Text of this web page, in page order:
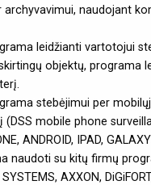
archyvavimui, naudojant
leidžianti vartotojui
objektų, programa
stebėjimui per
(DSS mobile phone
ANDROID, IPAD,
naudoti su kitų firmų
AXXON,